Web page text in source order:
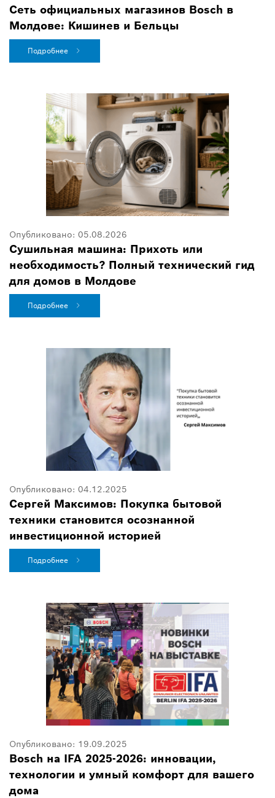
Сеть официальных магазинов Bosch в
Молдове: Кишинев и Бельцы
Подробнее
Опубликовано: 05.08.2026
Сушильная машина: Прихоть или
необходимость? Полный технический гид
для домов в Молдове
Подробнее
Опубликовано: 04.12.2025
Сергей Максимов: Покупка бытовой
техники становится осознанной
инвестиционной историей
Подробнее
Опубликовано: 19.09.2025
Bosch на IFA 2025-2026: инновации,
технологии и умный комфорт для вашего
дома